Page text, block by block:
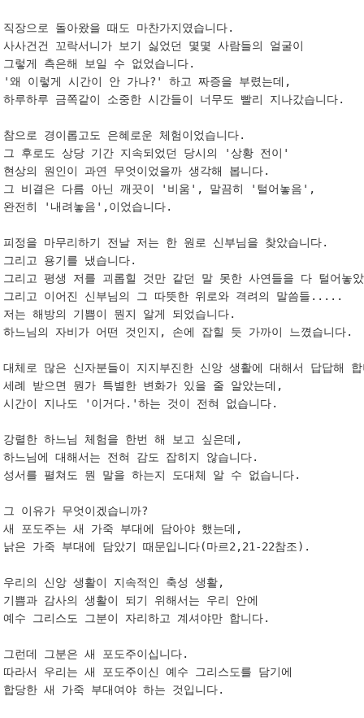
직장으로 돌아왔을 때도 마찬가지였습니다.
사사건건 꼬락서니가 보기 싫었던 몇몇 사람들의 얼굴이
그렇게 측은해 보일 수 없었습니다.
'왜 이렇게 시간이 안 가나?' 하고 짜증을 부렸는데,
하루하루 금쪽같이 소중한 시간들이 너무도 빨리 지나갔습니다.
참으로 경이롭고도 은혜로운 체험이었습니다.
그 후로도 상당 기간 지속되었던 당시의 '상황 전이'
현상의 원인이 과연 무엇이었을까 생각해 봅니다.
그 비결은 다름 아닌 깨끗이 '비움', 말끔히 '털어놓음',
완전히 '내려놓음',이었습니다.
피정을 마무리하기 전날 저는 한 원로 신부님을 찾았습니다.
그리고 용기를 냈습니다.
그리고 평생 저를 괴롭힐 것만 같던 말 못한 사연들을 다 털어놓
그리고 이어진 신부님의 그 따뜻한 위로와 격려의 말씀들.....
저는 해방의 기쁨이 뭔지 알게 되었습니다.
하느님의 자비가 어떤 것인지, 손에 잡힐 듯 가까이 느꼈습니다.
대체로 많은 신자분들이 지지부진한 신앙 생활에 대해서 답답해
세례 받으면 뭔가 특별한 변화가 있을 줄 알았는데,
시간이 지나도 '이거다.'하는 것이 전혀 없습니다.
강렬한 하느님 체험을 한번 해 보고 싶은데,
하느님에 대해서는 전혀 감도 잡히지 않습니다.
성서를 펼쳐도 뭔 말을 하는지 도대체 알 수 없습니다.
그 이유가 무엇이겠습니까?
새 포도주는 새 가죽 부대에 담아야 했는데,
낡은 가죽 부대에 담았기 때문입니다(마르2,21-22참조).
우리의 신앙 생활이 지속적인 축성 생활,
기쁨과 감사의 생활이 되기 위해서는 우리 안에
예수 그리스도 그분이 자리하고 계셔야만 합니다.
그런데 그분은 새 포도주이십니다.
따라서 우리는 새 포도주이신 예수 그리스도를 담기에
합당한 새 가죽 부대여야 하는 것입니다.